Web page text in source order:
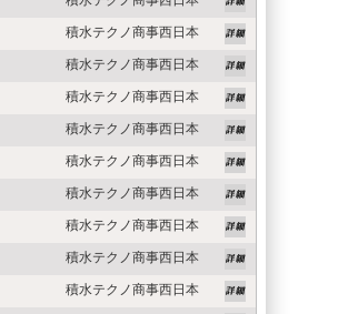
積水テクノ商事西日本
積水テクノ商事西日本
積水テクノ商事西日本
積水テクノ商事西日本
積水テクノ商事西日本
積水テクノ商事西日本
積水テクノ商事西日本
積水テクノ商事西日本
積水テクノ商事西日本